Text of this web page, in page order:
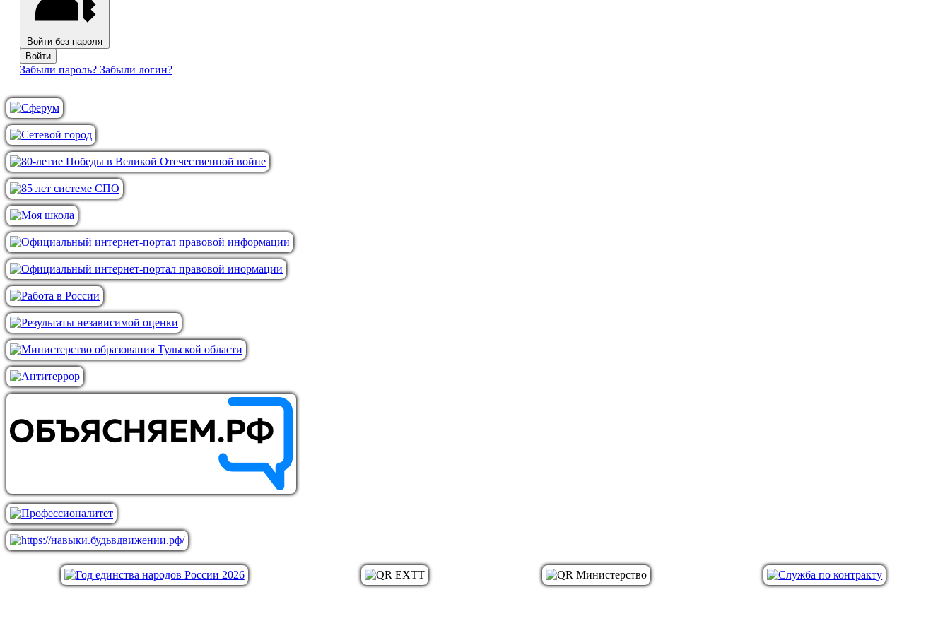
Войти без пароля
Войти
Забыли пароль? Забыли логин?